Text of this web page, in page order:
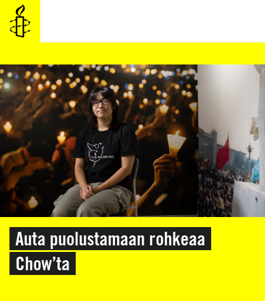
SIIRRY
VARSINAISEEN
SISÄLTÖÖN
Auta puolustamaan rohkeaa
Chow’ta